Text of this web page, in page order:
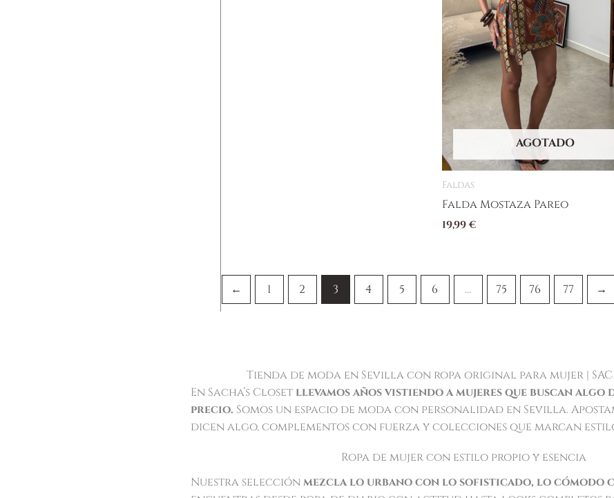
AGOTADO
Faldas
Falda Mostaza Pareo
19,99€
← 1 2 3 4 5 6 … 75 76 77 →
Tienda de moda en Sevilla con ropa original para mujer |
En Sacha’s Closet llevamos años vistiendo a mujeres que buscan algo
precio. Somos un espacio de moda con personalidad en Sevilla.
dicen algo, complementos con fuerza y colecciones que marcan
Ropa de mujer con estilo propio y esencia
Nuestra selecciónmezcla lo urbano con lo sofisticado, lo cómodo